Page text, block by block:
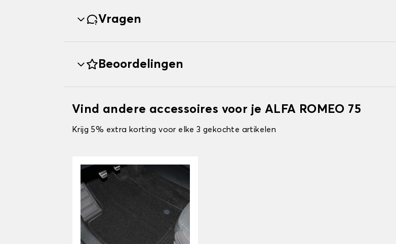
Vragen
Beoordelingen
Vind andere accessoires voor je ALFA ROMEO 75
Krijg 5% extra korting voor elke 3 gekochte artikelen